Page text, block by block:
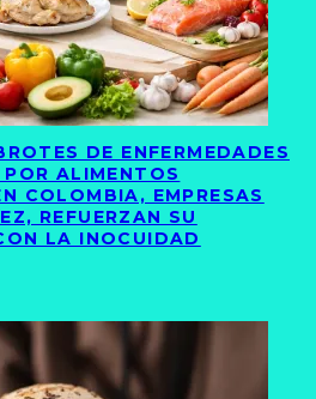
DE ENFERMEDADES
ALIMENTOS
COLOMBIA, EMPRESAS
REFUERZAN SU
LA INOCUIDAD